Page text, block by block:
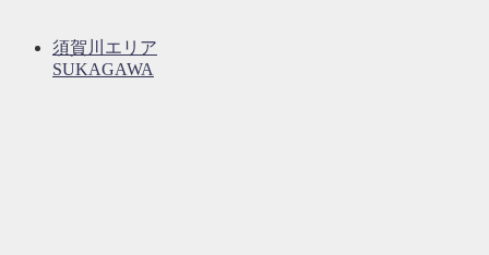
須賀川エリア
SUKAGAWA